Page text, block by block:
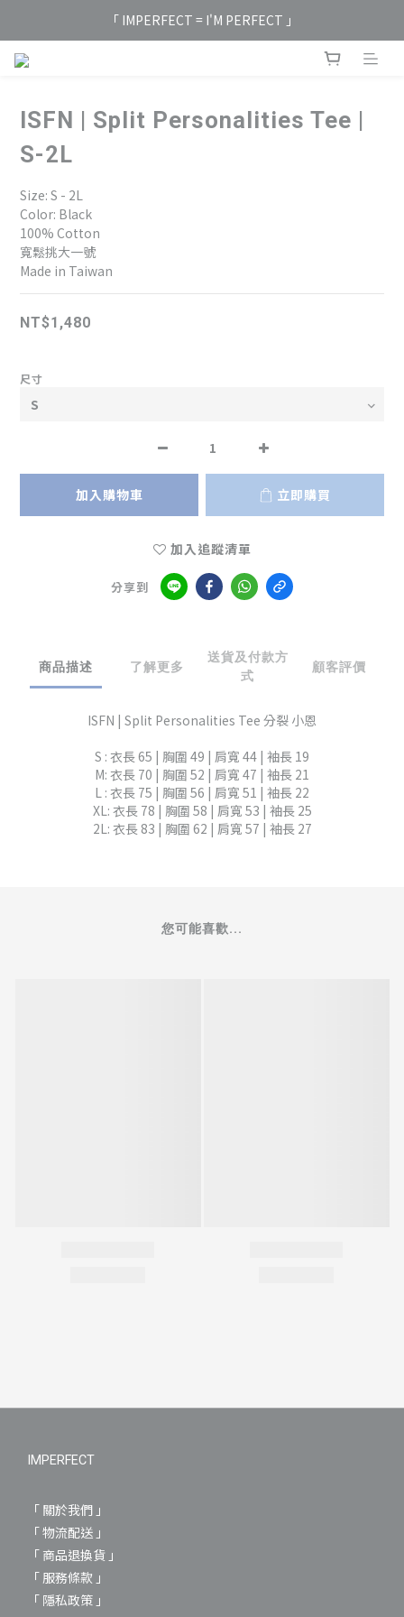
「 IMPERFECT = I'M PERFECT 」
ISFN | Split Personalities Tee |
S-2L
Size: S - 2L
Color: Black
100% Cotton
寬鬆挑大一號
Made in Taiwan
NT$1,480
尺寸
加入購物車 立即購買
加入追蹤清單
分享到
商品描述 了解更多
送貨及付款方
式
顧客評價
ISFN | Split Personalities Tee 分裂 小恩
S : 衣長 65 | 胸圍 49 | 肩寬 44 | 袖長 19
M: 衣長 70 | 胸圍 52 | 肩寬 47 | 袖長 21
L : 衣長 75 | 胸圍 56 | 肩寬 51 | 袖長 22
XL: 衣長 78 | 胸圍 58 | 肩寬 53 | 袖長 25
2L: 衣長 83 | 胸圍 62 | 肩寬 57 | 袖長 27
您可能喜歡...
IMPERFECT
「 關於我們 」
「 物流配送 」
「 商品退換貨 」
「 服務條款 」
「 隱私政策 」